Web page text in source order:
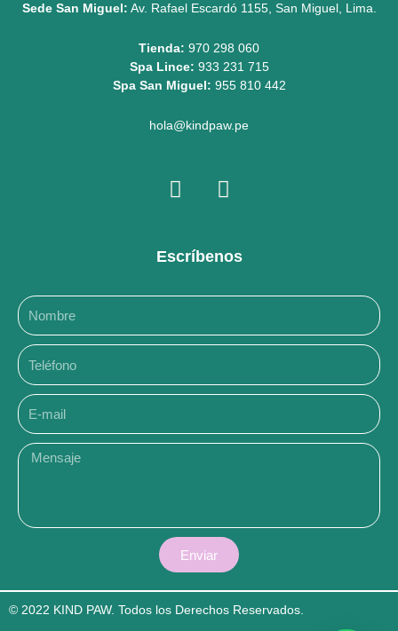
Sede San Miguel: Av. Rafael Escardó 1155, San Miguel, Lima.
Tienda: 970 298 060
Spa Lince: 933 231 715
Spa San Miguel: 955 810 442
hola@kindpaw.pe
I
n
a
a
m
F
a
b
k
Escríbenos
Enviar
© 2022 KIND PAW. Todos los Derechos Reservados.